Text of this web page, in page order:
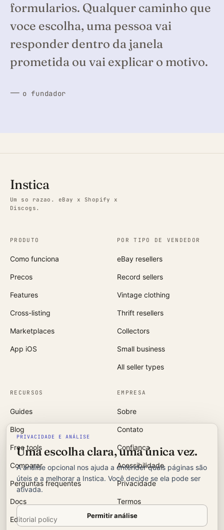
formularios. Qualquer caminho que
voce escolha, uma pessoa vai
responder dentro da janela
prometida ou vai explicar o motivo.
— o fundador
Instica
Um so razao. eBay x Shopify x
Discogs.
PRODUTO
Como funciona
Precos
Features
Cross-listing
Marketplaces
App iOS
POR TIPO DE VENDEDOR
eBay resellers
Record sellers
Vintage clothing
Thrift resellers
Collectors
Small business
All seller types
RECURSOS
Guides
Blog
Free tools
Comparar
Perguntas frequentes
Docs
Editorial policy
EMPRESA
Sobre
Contato
Confianca
Acessibilidade
Privacidade
Termos
PRIVACIDADE E ANÁLISE
Uma escolha clara, uma única vez.
A análise opcional nos ajuda a entender quais páginas são
úteis e a melhorar a Instica. Você decide se ela pode ser
ativada.
Permitir análise